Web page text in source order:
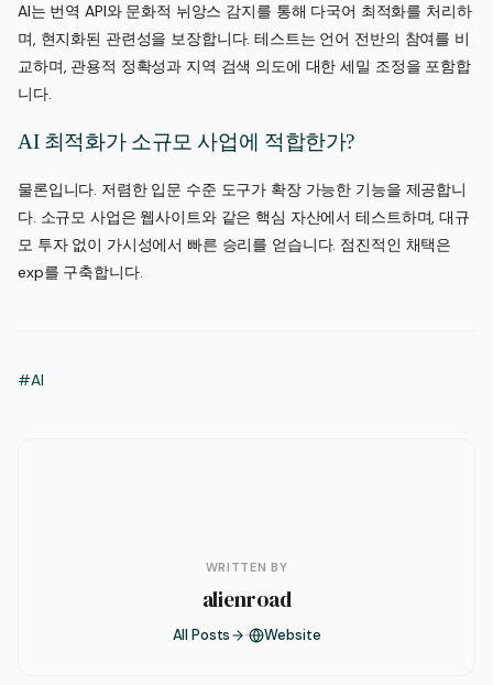
AI는 번역 API와 문화적 뉘앙스 감지를 통해 다국어 최적화를 처리하
며, 현지화된 관련성을 보장합니다. 테스트는 언어 전반의 참여를 비
교하며, 관용적 정확성과 지역 검색 의도에 대한 세밀 조정을 포함합
니다.
AI 최적화가 소규모 사업에 적합한가?
물론입니다. 저렴한 입문 수준 도구가 확장 가능한 기능을 제공합니
다. 소규모 사업은 웹사이트와 같은 핵심 자산에서 테스트하며, 대규
모 투자 없이 가시성에서 빠른 승리를 얻습니다. 점진적인 채택은
exp를 구축합니다.
#AI
WRITTEN BY
alienroad
All Posts Website